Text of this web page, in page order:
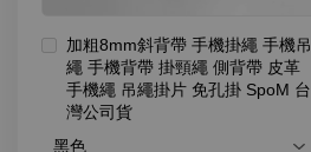
加粗8mm斜背帶 手機掛繩 手機吊
繩 手機背帶 掛頸繩 側背帶 皮革
手機繩 吊繩掛片 免孔掛 SpoM 台
灣公司貨